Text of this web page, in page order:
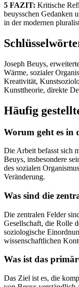
5 FAZIT: Kritische
beuysschen Gedanken
in der modernen
Joseph Beuys,
Wärme, sozialer
Kreativität,
Kunsttheorie, direkte
Häufig
Worum geht es in
Die Arbeit befasst sich
Beuys, insbesondere
des sozialen
Veränderung.
Was sind die
Die zentralen Felder
Gesellschaft, die Rolle
soziologische
wissenschaftlichen
Was ist das
Das Ziel ist es, die